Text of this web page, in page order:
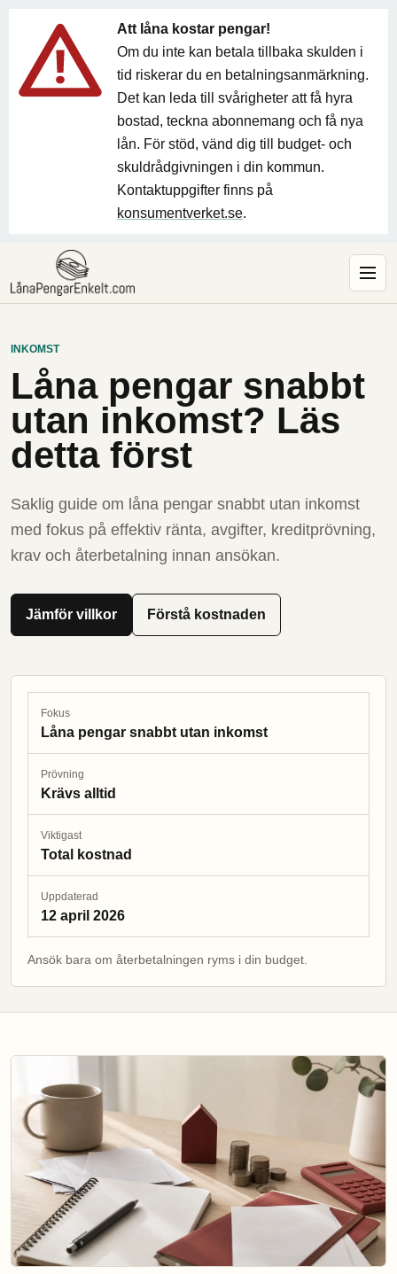
Att låna kostar pengar!
Om du inte kan betala tillbaka skulden i
tid riskerar du en betalningsanmärkning.
Det kan leda till svårigheter att få hyra
bostad, teckna abonnemang och få nya
lån. För stöd, vänd dig till budget- och
skuldrådgivningen i din kommun.
Kontaktuppgifter finns på
konsumentverket.se.
INKOMST
Låna pengar snabbt
utan inkomst? Läs
detta först
Saklig guide om låna pengar snabbt utan inkomst
med fokus på effektiv ränta, avgifter, kreditprövning,
krav och återbetalning innan ansökan.
Jämför villkor Förstå kostnaden
Fokus
Låna pengar snabbt utan inkomst
Prövning
Krävs alltid
Viktigast
Total kostnad
Uppdaterad
12 april 2026
Ansök bara om återbetalningen ryms i din budget.